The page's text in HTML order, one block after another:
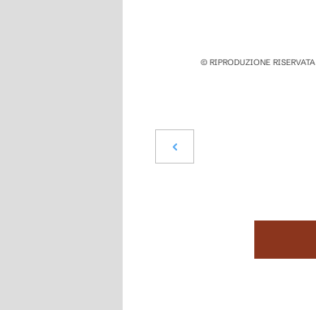
© RIPRODUZIONE RISERVATA